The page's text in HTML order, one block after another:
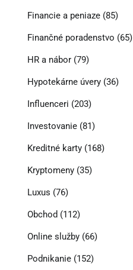
Financie a peniaze(85)
Finančné poradenstvo (65)
HR a nábor(79)
Hypotekárne úvery(36)
Influenceri (203)
Investovanie(81)
Kreditné karty(168)
Kryptomeny(35)
Luxus (76)
Obchod (112)
Online služby(66)
Podnikanie(152)